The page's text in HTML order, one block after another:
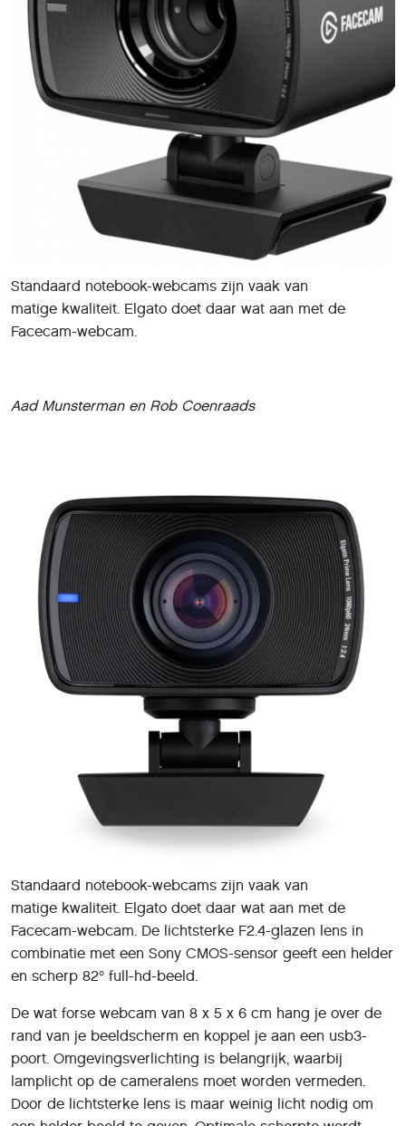
Standaard notebook-webcams zijn vaak van
matige kwaliteit. Elgato doet daar wat aan met de
Facecam-webcam.
Aad Munsterman en Rob Coenraads
Standaard notebook-webcams zijn vaak van
matige kwaliteit. Elgato doet daar wat aan met de
Facecam-webcam. De lichtsterke F2.4-glazen lens in
combinatie met een Sony CMOS-sensor geeft een helder
en scherp 82° full-hd-beeld.
De wat forse webcam van 8 x 5 x 6 cm hang je over de
rand van je beeldscherm en koppel je aan een usb3-
poort. Omgevingsverlichting is belangrijk, waarbij
lamplicht op de cameralens moet worden vermeden.
Door de lichtsterke lens is maar weinig licht nodig om